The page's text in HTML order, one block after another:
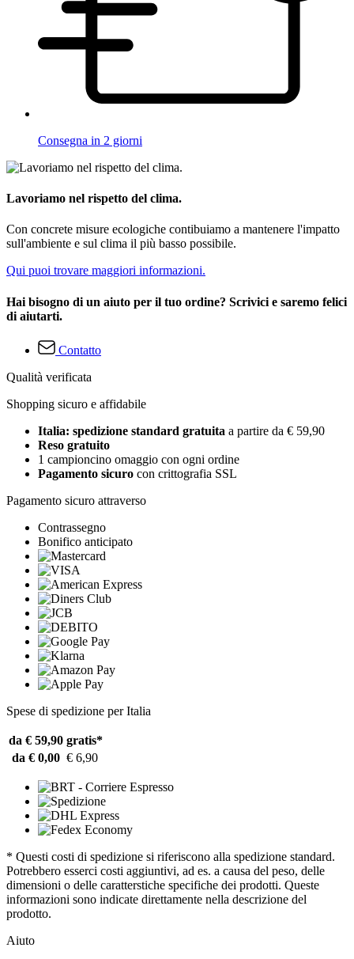
Consegna in 2 giorni
Lavoriamo nel rispetto del clima.
Con concrete misure ecologiche contibuiamo a mantenere l'impatto
sull'ambiente e sul clima il più basso possibile.
Qui puoi trovare maggiori informazioni.
Hai bisogno di un aiuto per il tuo ordine? Scrivici e saremo felici
di aiutarti.
Contatto
Qualità verificata
Shopping sicuro e affidabile
Italia: spedizione standard gratuita a partire da € 59,90
Reso gratuito
1 campioncino omaggio con ogni ordine
Pagamento sicuro con crittografia SSL
Pagamento sicuro attraverso
Contrassegno
Bonifico anticipato
Spese di spedizione per Italia
da € 59,90 gratis*
da € 0,00 € 6,90
* Questi costi di spedizione si riferiscono alla spedizione standard.
Potrebbero esserci costi aggiuntivi, ad es. a causa del peso, delle
dimensioni o delle caratterstiche specifiche dei prodotti. Queste
informazioni sono indicate direttamente nella descrizione del
prodotto.
Aiuto